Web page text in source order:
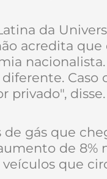
da
acredita que
Caso
privado", disse.
gás que
de 8%
que